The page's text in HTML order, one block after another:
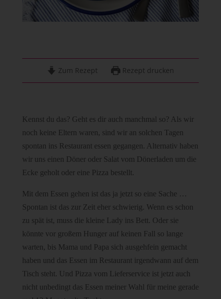
Zum Rezept Rezept drucken
Kennst du das? Geht es dir auch manchmal so? Als wir
noch keine Eltern waren, sind wir an solchen Tagen
spontan ins Restaurant essen gegangen. Alternativ haben
wir uns einen Döner oder Salat vom Dönerladen um die
Ecke geholt oder eine Pizza bestellt.
Mit dem Essen gehen ist das ja jetzt so eine Sache …
Spontan ist das zur Zeit eher schwierig. Wenn es schon
zu spät ist, muss die kleine Lady ins Bett. Oder sie
könnte vor großem Hunger auf keinen Fall so lange
warten, bis Mama und Papa sich ausgehfein gemacht
haben und das Essen im Restaurant irgendwann auf dem
Tisch steht. Und Pizza vom Lieferservice ist jetzt auch
nicht unbedingt das Essen meiner Wahl für meine gerade